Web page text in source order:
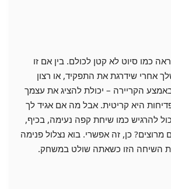
כמו סיוט לא קטן לכולם. בין אם זו
אחרי שידרגת את התפקיד, או רצון
הקריירה – יכולת להציג את עצמך
היא קריטית. אבל מה אם אגיד לך
להרגיש כמו שיחת קפה נעימה, בכיף,
כן, זה אפשרי. בוא נצלול פנימה
השיחה הזו כשאתה שולט במשחק.